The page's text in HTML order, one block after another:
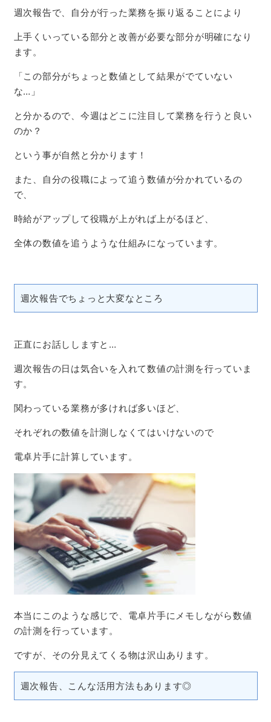
週次報告で、自分が行った業務を振り返ることにより
上手くいっている部分と改善が必要な部分が明確になり
ます。
「この部分がちょっと数値として結果がでていない
な… 」
と分かるので、今週はどこに注目して業務を行うと良い
のか？
という事が自然と分かります！
また、自分の役職によって追う数値が分かれているの
で、
時給がアップして役職が上がれば上がるほど、
全体の数値を追うような仕組みになっています。
週次報告でちょっと大変なところ
正直にお話ししますと …
週次報告の日は気合いを入れて数値の計測を行っていま
す。
関わっている業務が多ければ多いほど、
それぞれの数値を計測しなくてはいけないので
電卓片手に計算しています。
本当にこのような感じで、電卓片手にメモしながら数値
の計測を行っています。
ですが、その分見えてくる物は沢山あります。
週次報告、こんな活用方法もあります◎